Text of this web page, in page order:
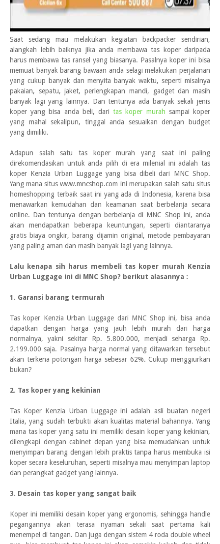
Saat sedang mau melakukan kegiatan backpacker sendirian,
alangkah lebih baiknya jika anda membawa tas koper daripada
harus membawa tas ransel yang biasanya. Pasalnya koper ini bisa
memuat banyak barang bawaan anda selagi melakukan perjalanan
yang cukup banyak dan menyita banyak waktu, seperti misalnya
pakaian, sepatu, jaket, perlengkapan mandi, gadget dan masih
banyak lagi yang lainnya. Dan tentunya ada banyak sekali jenis
koper yang bisa anda beli, daritas koper murah sampai koper
yang mahal sekalipun, tinggal anda sesuaikan dengan budget
yang dimiliki.
Adapun salah satu tas koper murah yang saat ini paling
direkomendasikan untuk anda pilih di era milenial ini adalah tas
koper Kenzia Urban Luggage yang bisa dibeli dari MNC Shop.
Yang mana situs www.mncshop.com ini merupakan salah satu situs
homeshopping terbaik saat ini yang ada di Indonesia, karena bisa
menawarkan kemudahan dan keamanan saat berbelanja secara
online. Dan tentunya dengan berbelanja di MNC Shop ini, anda
akan mendapatkan beberapa keuntungan, seperti diantaranya
gratis biaya ongkir, barang dijamin original, metode pembayaran
yang paling aman dan masih banyak lagi yang lainnya.
Lalu kenapa sih harus membeli tas koper murah Kenzia
Urban Luggage ini di MNC Shop? berikut alasannya :
1. Garansi barang termurah
Tas koper Kenzia Urban Luggage dari MNC Shop ini, bisa anda
dapatkan dengan harga yang jauh lebih murah dari harga
normalnya, yakni sekitar Rp. 5.800.000, menjadi seharga Rp.
2.199.000 saja. Pasalnya harga normal yang ditawarkan tersebut
akan terkena potongan harga sebesar 62%. Cukup menggiurkan
bukan?
2. Tas koper yang kekinian
Tas Koper Kenzia Urban Luggage ini adalah asli buatan negeri
Italia, yang sudah terbukti akan kualitas material bahannya. Yang
mana tas koper yang satu ini memiliki desain koper yang kekinian,
dilengkapi dengan cabinet depan yang bisa memudahkan untuk
menyimpan barang dengan lebih praktis tanpa harus membuka isi
koper secara keseluruhan, seperti misalnya mau menyimpan laptop
dan perangkat gadget yang lainnya.
3. Desain tas koper yang sangat baik
Koper ini memiliki desain koper yang ergonomis, sehingga handle
pegangannya akan terasa nyaman sekali saat pertama kali
menempel di tangan. Dan juga dengan sistem 4 roda double wheel